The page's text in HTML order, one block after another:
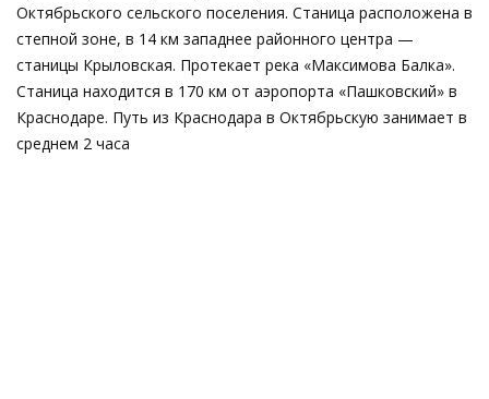
Октябрьского сельского поселения. Станица расположена в
степной зоне, в 14 км западнее районного центра —
станицы Крыловская. Протекает река «Максимова Балка».
Станица находится в 170 км от аэропорта «Пашковский» в
Краснодаре. Путь из Краснодара в Октябрьскую занимает в
среднем 2 часа